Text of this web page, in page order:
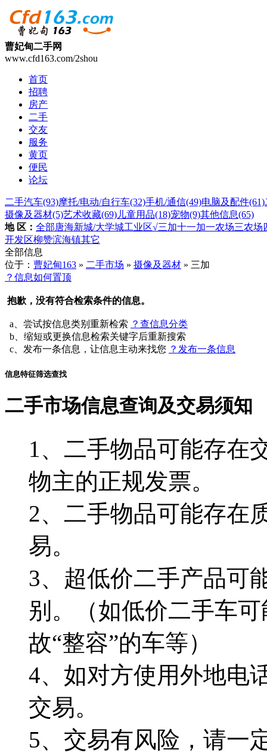
曹妃甸二手网
www.cfd163.com/2shou
首页
招聘
房产
二手
交友
服务
黄页
便民
论坛
二手汽车(93)摩托/电动/自行车(32)手机/通信(49)电脑及配件(61)
摄像及器材(5)艺术收藏(69) 儿童用品(18)宠物(9)其他信息(65)
地 区： 全部唐海新城/大学城工业区√三加十一加一农场三农场
开发区柳赞滨海镇其它
全部信息
位于： 曹妃甸163 » 二手市场 » 摄像及器材 » 三加
？信息如何置顶
抱歉，没有符合检索条件的信息。
a、尝试按信息类别重新检索 ？查信息分类
b、缩短或更换信息检索关键字后重新搜索
c、发布一条信息，让信息主动来找您 ？发布一条信息
信息特征筛选查找
二手市场信息查询及交易须知
1、二手物品可能存在
物主的正规发票。
2、二手物品可能存在
易。
3、超低价二手产品可
别。（如低价二手车
故“整容”的车等）
4、如对方使用外地电
交易。
5、交易有风险，请一